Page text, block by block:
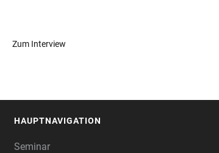
Zum Interview
HAUPTNAVIGATION
Seminar